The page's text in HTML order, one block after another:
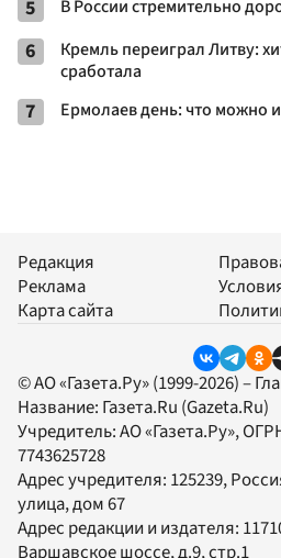
5 В России стремительно
6
Кремль переиграл Литву:
сработала
7 Ермолаев день: что можно и
Редакция
Реклама
Карта сайта
© АО «Газета.Ру» (1999-2026) –
Название: Газета.Ru (Gazeta.Ru)
Учредитель:АО «Газета.Ру»,
7743625728
Адрес учредителя: 125239,
улица, дом 67
Адрес редакции и издателя: